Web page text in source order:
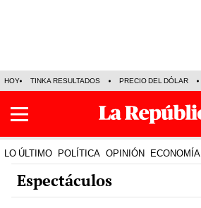
HOY TINKA RESULTADOS PRECIO DEL DÓLAR
LO ÚLTIMO POLÍTICA OPINIÓN ECONOMÍA
Espectáculos